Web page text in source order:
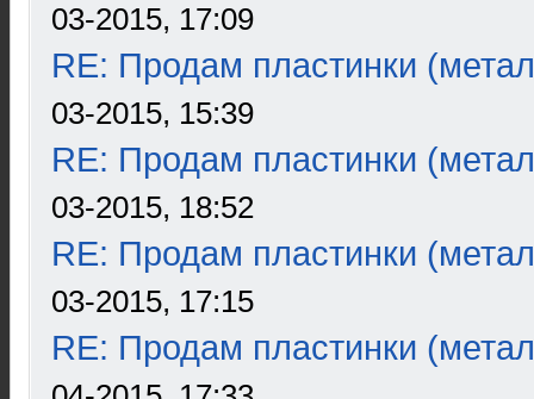
03-2015, 17:09
RE: Продам пластинки
03-2015, 15:39
RE: Продам пластинки
03-2015, 18:52
RE: Продам пластинки
03-2015, 17:15
RE: Продам пластинки